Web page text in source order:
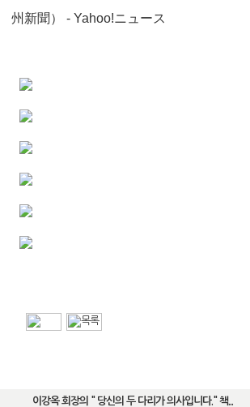
州新聞） - Yahoo!ニュース
이강옥 회장의 " 당신의 두 다리가 의사입니다." 책...